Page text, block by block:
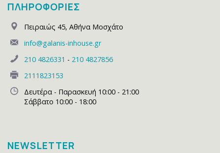
ΠΛΗΡΟΦΟΡΙΕΣ
Πειραιώς 45, Αθήνα Μοσχάτο
info@galanis-inhouse.gr
210 4826331 - 210 4827856
2111823153
Δευτέρα - Παρασκευή 10:00 - 21:00
Σάββατο 10:00 - 18:00
NEWSLETTER